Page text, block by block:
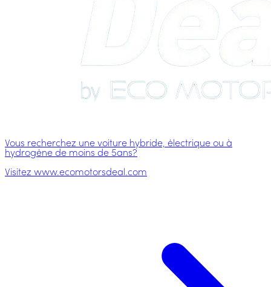
Vous recherchez une voiture hybride, électrique ou à
hydrogène de moins de 5ans?
Visitez www.ecomotorsdeal.com